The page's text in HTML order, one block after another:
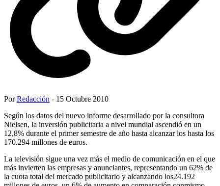
PorRedacción - 15 Octubre 2010
Según los datos del nuevo informe desarrollado por la consultora
Nielsen, la inversión publicitaria a nivel mundial ascendió en un
12,8% durante el primer semestre de año hasta alcanzar los hasta los
170.294 millones de euros.
La televisión sigue una vez más el medio de comunicación en el que
más invierten las empresas y anunciantes, representando un 62% de
la cuota total del mercado publicitario y alcanzando los24.192